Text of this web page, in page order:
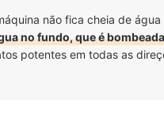
não fica cheia de
no fundo, que é
potentes em todas as